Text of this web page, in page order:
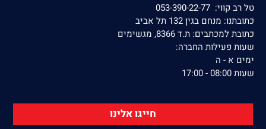
טל רב קווי: 053-390-22-77
כתובתנו: מנחם בגין 132 תל אביב
כתובת למכתבים: ת.ד 8366, מגשימים
שעות פעילות החברה:
ימים א - ה
שעות 08:00 - 17:00
חייגו אלינו